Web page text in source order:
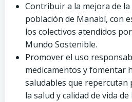
Contribuir a la mejora de la
población de Manabí, con
los colectivos atendidos
Mundo Sostenible.
Promover el uso
medicamentos y fomentar
saludables que repercutan
la salud y calidad de vida